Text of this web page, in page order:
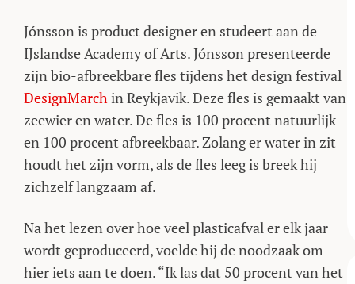
Jónsson is product designer en studeert aan de
IJslandse Academy of Arts. Jónsson presenteerde
zijn bio-afbreekbare fles tijdens het design festival
DesignMarchin Reykjavik. Deze fles is gemaakt van
zeewier en water. De fles is 100 procent natuurlijk
en 100 procent afbreekbaar. Zolang er water in zit
houdt het zijn vorm, als de fles leeg is breek hij
zichzelf langzaam af.
Na het lezen over hoe veel plasticafval er elk jaar
wordt geproduceerd, voelde hij de noodzaak om
hier iets aan te doen. “Ik las dat 50 procent van het